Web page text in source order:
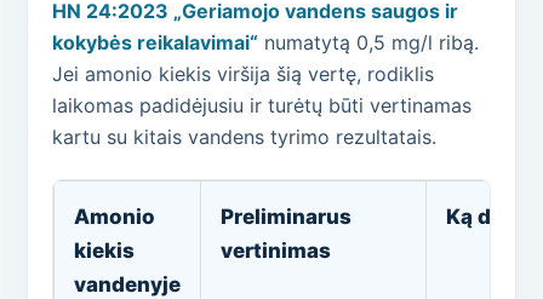
HN 24:2023 „Geriamojo vandens saugos ir
kokybės reikalavimai“ numatytą 0,5 mg/l ribą.
Jei amonio kiekis viršija šią vertę, rodiklis
laikomas padidėjusiu ir turėtų būti vertinamas
kartu su kitais vandens tyrimo rezultatais.
Amonio
kiekis
vandenyje
Preliminarus
vertinimas
Ką